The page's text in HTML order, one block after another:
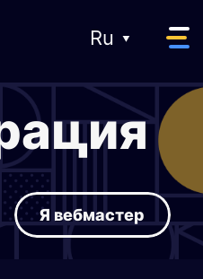
О нас
Ru
Я вебмастер